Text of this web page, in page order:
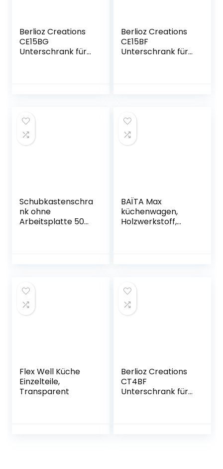
Berlioz Creations
CE15BG
Unterschrank für
französische
Herstellung
Berlioz Creations
CE15BF
Unterschrank für
Herstellung
Schubkastenschra
nk ohne
Arbeitsplatte 50
BAÏTA Max
küchenwagen,
Holzwerkstoff,
Flex Well Küche
Einzelteile,
Transparent
Berlioz Creations
CT4BF
Unterschrank für